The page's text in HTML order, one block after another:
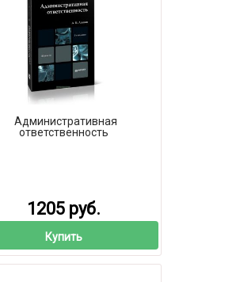
Административная
ответственность
1205 руб.
Купить